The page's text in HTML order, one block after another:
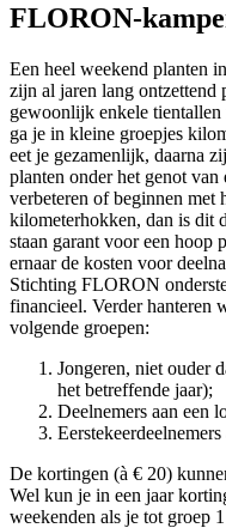
FLORON-
Een heel weekend planten
zijn al jaren lang ontzettend
gewoonlijk enkele
ga je in kleine groepjes
eet je gezamenlijk, daarna
planten onder het genot
verbeteren of beginnen met
kilometerhokken, dan is dit
staan garant voor een hoop
ernaar de kosten voor
Stichting FLORON
financieel. Verder hanteren
volgende groepen:
Jongeren, niet ouder
het betreffende jaar);
Deelnemers aan een
De kortingen (à € 20)
Wel kun je in een jaar
weekenden als je tot groep